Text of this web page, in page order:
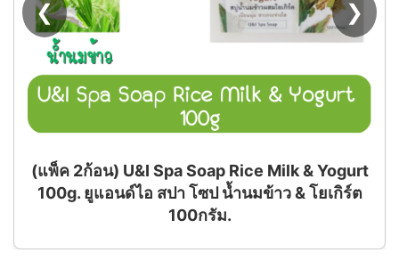
(แพ็ค 2ก้อน) U&I Spa Soap Rice Milk & Yogurt
100g. ยูแอนด์ไอ สปา โซป น้ำนมข้าว & โยเกิร์ต
100กรัม.
❮ ❯